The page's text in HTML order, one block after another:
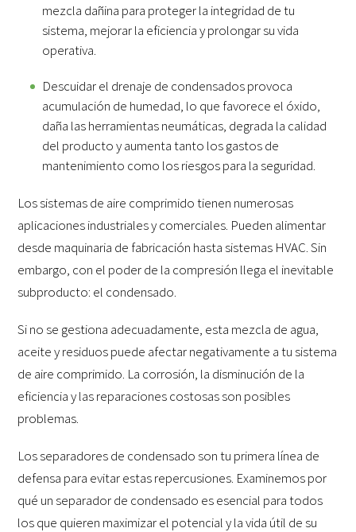
mezcla dañina para proteger la integridad de tu
sistema, mejorar la eficiencia y prolongar su vida
operativa.
Descuidar el drenaje de condensados provoca
acumulación de humedad, lo que favorece el óxido,
daña las herramientas neumáticas, degrada la calidad
del producto y aumenta tanto los gastos de
mantenimiento como los riesgos para la seguridad.
Los sistemas de aire comprimido tienen numerosas
aplicaciones industriales y comerciales. Pueden alimentar
desde maquinaria de fabricación hasta sistemas HVAC. Sin
embargo, con el poder de la compresión llega el inevitable
subproducto: el condensado.
Si no se gestiona adecuadamente, esta mezcla de agua,
aceite y residuos puede afectar negativamente a tu sistema
de aire comprimido. La corrosión, la disminución de la
eficiencia y las reparaciones costosas son posibles
problemas.
Los separadores de condensado son tu primera línea de
defensa para evitar estas repercusiones. Examinemos por
qué un separador de condensado es esencial para todos
los que quieren maximizar el potencial y la vida útil de su